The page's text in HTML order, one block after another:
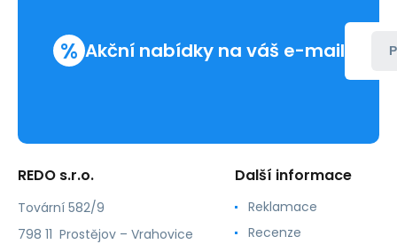
% Akční nabídky na váš e-mail
REDO s.r.o.
Tovární 582/9
798 11 Prostějov – Vrahovice
Další informace
Reklamace
Recenze